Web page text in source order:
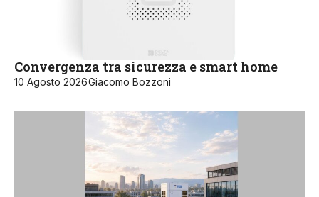
Convergenza tra sicurezza e smart home
10 Agosto 2026Giacomo Bozzoni